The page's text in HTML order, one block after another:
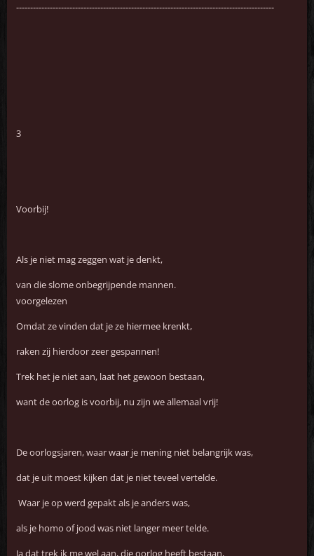
--------------------------------------------------------------------------------------------
3
Voorbij!
Als je niet mag zeggen wat je denkt,
van die slome onbegrijpende mannen.
voorgelezen
Omdat ze vinden dat je ze hiermee krenkt,
raken zij hierdoor zeer gespannen!
Trek het je niet aan, laat het gewoon bestaan,
want de oorlog is voorbij, nu zijn we allemaal vrij!
De oorlogsjaren, waar waar je mening niet belangrijk was,
dat je uit moest kijken dat je niet teveel vertelde.
Waar je op werd gepakt als je anders was,
als je homo of jood was niet langer meer telde.
Ja dat trek ik me wel aan, die oorlog heeft bestaan,